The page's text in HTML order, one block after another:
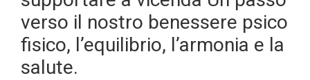
verso il nostro benessere psico
fisico, l’equilibrio, l’armonia e la
salute.